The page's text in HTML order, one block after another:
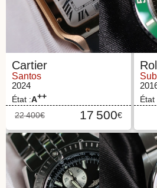
Cartier
Santos
2024
État :A++
22 400€ 17 500€
État